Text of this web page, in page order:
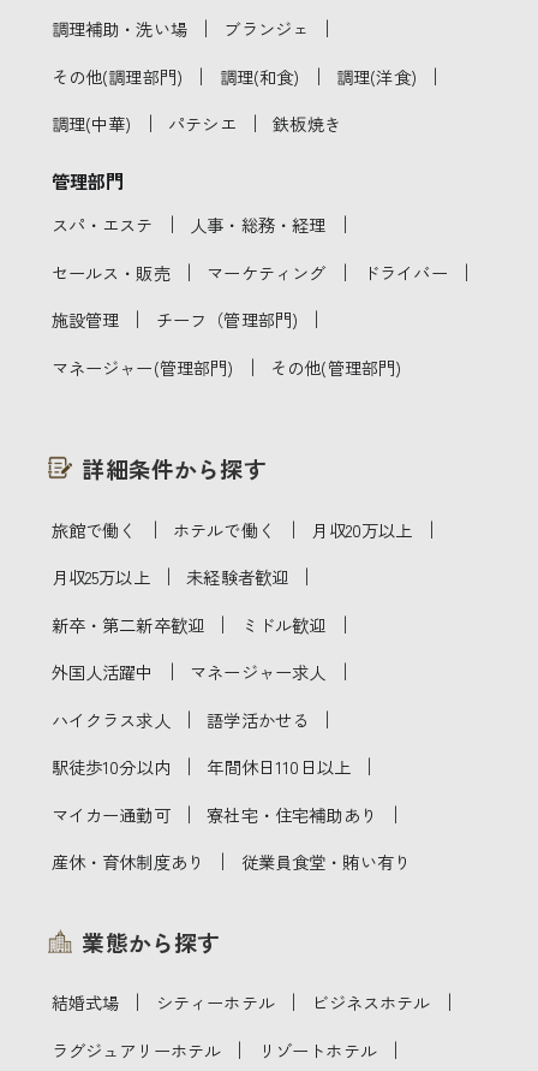
調理補助・洗い場 ｜ ブランジェ ｜
その他(調理部門) ｜ 調理(和食) ｜ 調理(洋食) ｜
調理(中華) ｜ パテシエ ｜ 鉄板焼き
管理部門
スパ・エステ ｜ 人事・総務・経理 ｜
セールス・販売 ｜ マーケティング ｜ ドライバー ｜
施設管理 ｜ チーフ（管理部門) ｜
マネージャー(管理部門) ｜ その他(管理部門)
詳細条件から探す
旅館で働く ｜ ホテルで働く ｜ 月収20万以上 ｜
月収25万以上 ｜ 未経験者歓迎 ｜
新卒・第二新卒歓迎 ｜ ミドル歓迎 ｜
外国人活躍中 ｜ マネージャー求人 ｜
ハイクラス求人 ｜ 語学活かせる ｜
駅徒歩10分以内 ｜ 年間休日110日以上 ｜
マイカー通勤可 ｜ 寮社宅・住宅補助あり ｜
産休・育休制度あり ｜ 従業員食堂・賄い有り
業態から探す
結婚式場 ｜ シティーホテル ｜ ビジネスホテル ｜
ラグジュアリーホテル ｜ リゾートホテル ｜